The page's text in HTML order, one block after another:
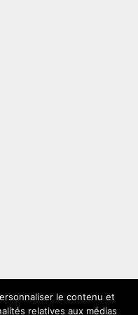
le contenu et
relatives aux médias